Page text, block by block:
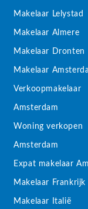
Makelaar Lelystad
Makelaar Almere
Makelaar Dronten
Makelaar
Verkoopmakelaar
Amsterdam
Woning verkopen
Amsterdam
Expat makelaar
Makelaar Frankrijk
Makelaar Italië